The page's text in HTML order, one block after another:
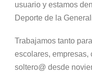
usuario y estamos
Deporte de la
Trabajamos tanto
escolares, empresas,
soltero@ desde